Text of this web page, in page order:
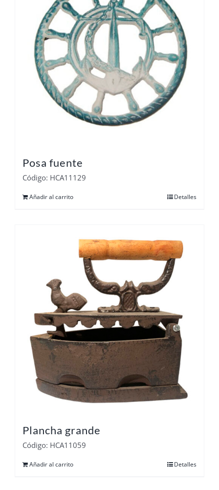
Posa fuente
Código: HCA11129
Añadir al carrito Detalles
Plancha grande
Código: HCA11059
Añadir al carrito Detalles